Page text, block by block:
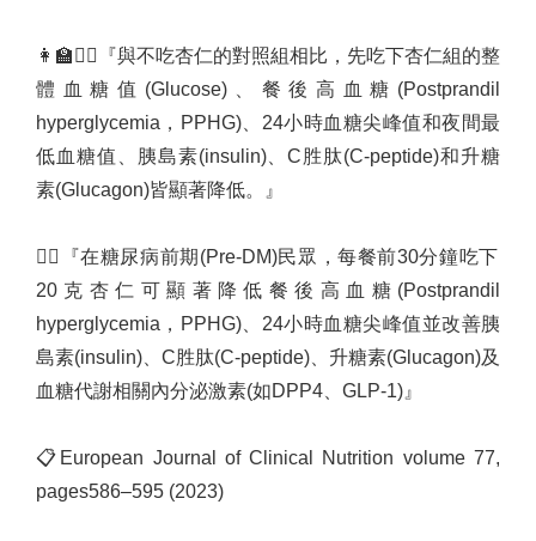
👩‍🏫 👨‍⚕️
『與不吃杏仁的對照組相比，先吃下杏仁組的整
體血糖值 (Glucose)、餐後高血糖 (Postprandil
hyperglycemia ， PPHG)、 24小時血糖尖峰值和夜間最
低血糖值、胰島素(insulin)、C 胜肽(C-peptide)和升糖
素(Glucagon)皆顯著降低。』
👨‍⚕️ 『在糖尿病前期 (Pre-DM)民眾，每餐前30分鐘吃下
20 克杏仁可顯著降低餐後高血糖 (Postprandil
hyperglycemia ， PPHG)、 24小時血糖尖峰值並改善胰
島素(insulin) C胜肽(C-peptide) 、升糖素(Glucagon)及
血糖代謝相關內分泌激素(如DPP4 GLP-1) 』
📋 European Journal of Clinical Nutrition volume 77,
pages586–595 (2023)